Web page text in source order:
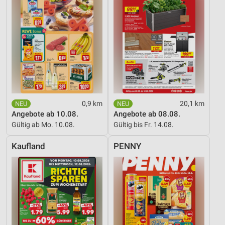
0,9 km
Angebote ab 10.08.
Gültig ab Mo. 10.08.
20,1 km
Angebote ab 08.08.
Gültig bis Fr. 14.08.
Kaufland PENNY
Verwendung reduzierter Daten zur Auswahl von
Inhalten
IAB-Besonderheiten:
Verwendung genauer Standortdaten
Geräte anhand von aktiv angeforderten
Informationen identifizieren
Nicht-IAB-Verarbeitungszwecke:
Notwendig
Funktional
Werbung